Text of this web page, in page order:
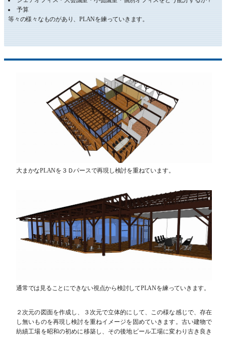
予算
等々の様々なものがあり、PLANを練っていきます。
大まかなPLANを３Ｄパースで再現し検討を重ねています。
通常では見ることにできない視点から検討してPLANを練っていきます。
２次元の図面を作成し、３次元で立体的にして、この様な感じで、存在
し無いものを再現し検討を重ねイメージを固めていきます。古い建物で
紡績工場を昭和の初めに移築し、その後地ビール工場に変わり古き良き